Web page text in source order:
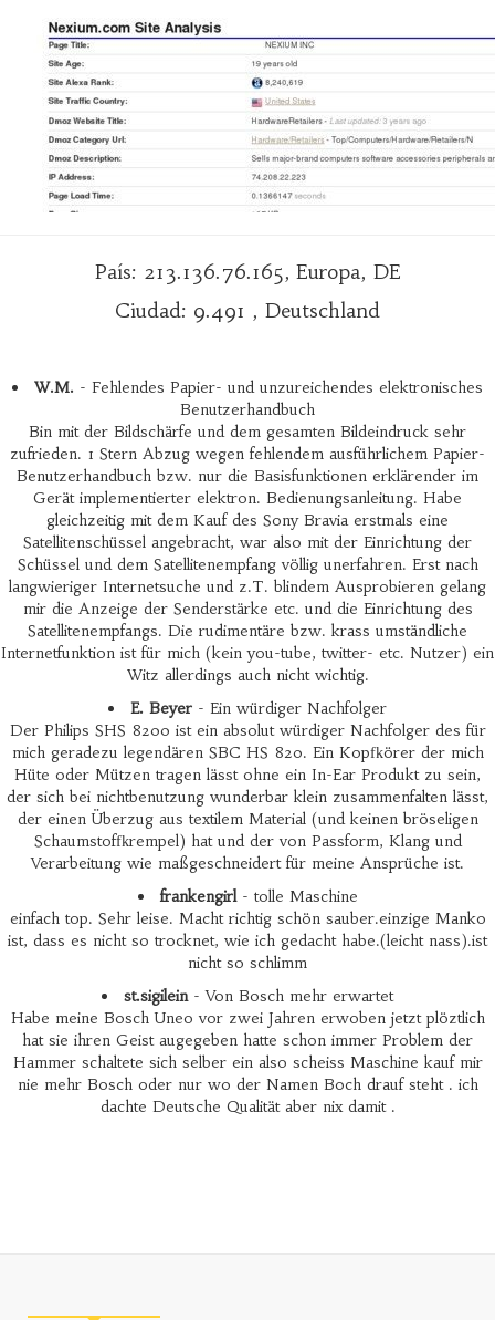
País: 213.136.76.165, Europa, DE
Ciudad: 9.491 , Deutschland
W.M. - Fehlendes Papier- und unzureichendes elektronisches
Benutzerhandbuch
Bin mit der Bildschärfe und dem gesamten Bildeindruck sehr
zufrieden. 1 Stern Abzug wegen fehlendem ausführlichem Papier-
Benutzerhandbuch bzw. nur die Basisfunktionen erklärender im
Gerät implementierter elektron. Bedienungsanleitung. Habe
gleichzeitig mit dem Kauf des Sony Bravia erstmals eine
Satellitenschüssel angebracht, war also mit der Einrichtung der
Schüssel und dem Satellitenempfang völlig unerfahren. Erst nach
langwieriger Internetsuche und z.T. blindem Ausprobieren gelang
mir die Anzeige der Senderstärke etc. und die Einrichtung des
Satellitenempfangs. Die rudimentäre bzw. krass umständliche
Internetfunktion ist für mich (kein you-tube, twitter- etc. Nutzer) ein
Witz allerdings auch nicht wichtig.
E. Beyer - Ein würdiger Nachfolger
Der Philips SHS 8200 ist ein absolut würdiger Nachfolger des für
mich geradezu legendären SBC HS 820. Ein Kopfkörer der mich
Hüte oder Mützen tragen lässt ohne ein In-Ear Produkt zu sein,
der sich bei nichtbenutzung wunderbar klein zusammenfalten lässt,
der einen Überzug aus textilem Material (und keinen bröseligen
Schaumstoffkrempel) hat und der von Passform, Klang und
Verarbeitung wie maßgeschneidert für meine Ansprüche ist.
frankengirl- tolle Maschine
einfach top. Sehr leise. Macht richtig schön sauber.einzige Manko
ist, dass es nicht so trocknet, wie ich gedacht habe.(leicht nass).ist
nicht so schlimm
st.sigilein- Von Bosch mehr erwartet
Habe meine Bosch Uneo vor zwei Jahren erwoben jetzt plöztlich
hat sie ihren Geist augegeben hatte schon immer Problem der
Hammer schaltete sich selber ein also scheiss Maschine kauf mir
nie mehr Bosch oder nur wo der Namen Boch drauf steht . ich
dachte Deutsche Qualität aber nix damit .